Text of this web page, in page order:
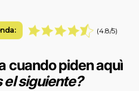
(4.8/5)
cuando piden aquì
el siguiente?